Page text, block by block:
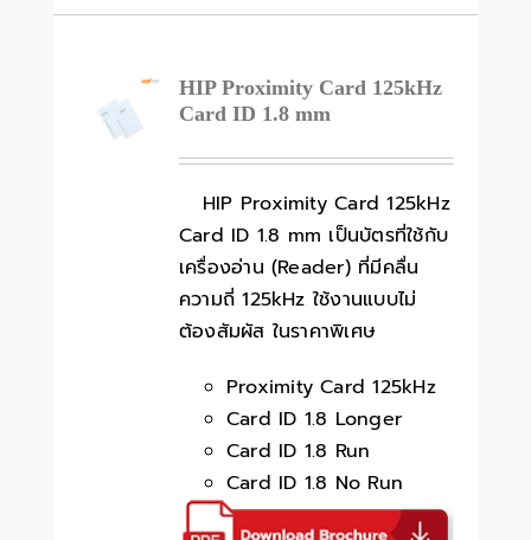
HIP Proximity Card 125kHz
Card ID 1.8 mm
HIP Proximity Card 125kHz
Card ID 1.8 mm เป็นบัตรที่ใช้กับ
เครื่องอ่าน (Reader) ที่มีคลื่น
ความถี่ 125kHz ใช้งานแบบไม่
ต้องสัมผัส ในราคาพิเศษ
Proximity Card 125kHz
Card ID 1.8 Longer
Card ID 1.8 Run
Card ID 1.8 No Run